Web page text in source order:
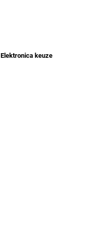
Elektronica keuze